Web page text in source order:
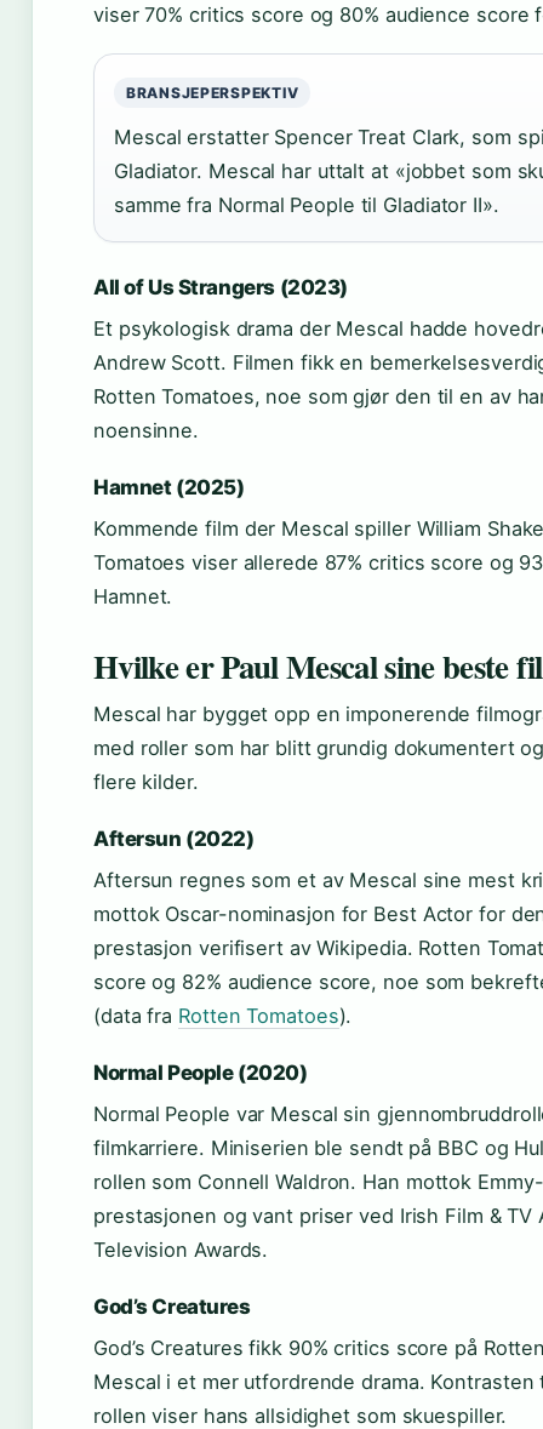
viser 70% critics score og 80% audience score
BRANSJEPERSPEKTIV
Mescal erstatter Spencer Treat Clark, som
Gladiator. Mescal har uttalt at «jobbet som
samme fra Normal People til Gladiator II».
All of Us Strangers (2023)
Et psykologisk drama der Mescal hadde
Andrew Scott. Filmen fikk en
Rotten Tomatoes, noe som gjør den til en av
noensinne.
Hamnet (2025)
Kommende film der Mescal spiller William
Tomatoes viser allerede 87% critics score og
Hamnet.
Hvilke er Paul Mescal sine beste
Mescal har bygget opp en imponerende
med roller som har blitt grundig dokumentert
flere kilder.
Aftersun (2022)
Aftersun regnes som et av Mescal sine mest
mottok Oscar-nominasjon for Best Actor for
prestasjon verifisert av Wikipedia. Rotten
score og 82% audience score, noe som
(data fra Rotten Tomatoes).
Normal People (2020)
Normal People var Mescal sin
filmkarriere. Miniserien ble sendt på BBC og
rollen som Connell Waldron. Han mottok
prestasjonen og vant priser ved Irish Film & TV
Television Awards.
God’s Creatures
God’s Creatures fikk 90% critics score på
Mescal i et mer utfordrende drama.
rollen viser hans allsidighet som skuespiller.